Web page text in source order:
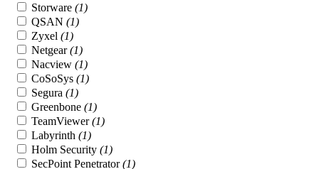
Storware (1)
QSAN (1)
Zyxel (1)
Netgear(1)
Nacview (1)
CoSoSys (1)
Segura (1)
Greenbone (1)
TeamViewer(1)
Labyrinth (1)
Holm Security (1)
SecPoint Penetrator(1)